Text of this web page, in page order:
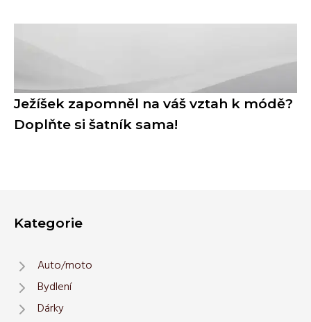
Ježíšek zapomněl na váš vztah k módě?
Doplňte si šatník sama!
Kategorie
Auto/moto
Bydlení
Dárky